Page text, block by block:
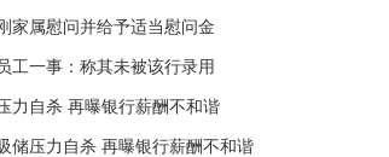
家属慰问并给予适当慰问金
工一事：称其未被该行录用
力自杀 再曝银行薪酬不和谐
储压力自杀 再曝银行薪酬不和谐